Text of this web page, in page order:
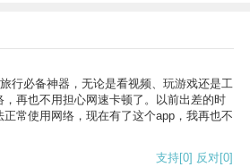
行必备神器，无论是看视频、玩游戏还是工
再也不用担心网速卡顿了。以前出差的时
常使用网络，现在有了这个app，我再也不
支持[0] 反对[0]